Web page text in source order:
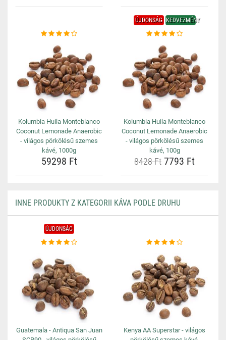
Kolumbia Huila Monteblanco
Coconut Lemonade Anaerobic
- világos pörkölésű szemes
kávé, 1000g
59298 Ft
ÚJDONSÁG KEDVEZMÉNY
Kolumbia Huila Monteblanco
Coconut Lemonade Anaerobic
- világos pörkölésű szemes
kávé, 100g
8428 Ft 7793 Ft
INNE PRODUKTY Z KATEGORII KÁVA PODLE DRUHU
ÚJDONSÁG
Guatemala - Antiqua San Juan
Kenya AA Superstar - világos